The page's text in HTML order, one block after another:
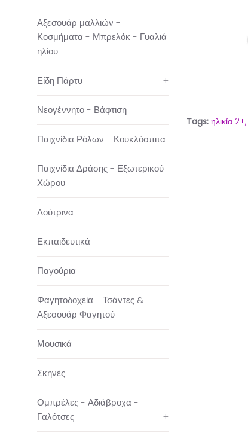
Αξεσουάρ μαλλιών -
Κοσμήματα - Μπρελόκ - Γυαλιά
ηλίου
Είδη Πάρτυ +
Νεογέννητο - Βάφτιση
Παιχνίδια Ρόλων - Κουκλόσπιτα
Παιχνίδια Δράσης - Εξωτερικού
Χώρου
Λούτρινα
Εκπαιδευτικά
Παγούρια
Φαγητοδοχεία - Τσάντες &
Αξεσουάρ Φαγητού
Μουσικά
Σκηνές
Ομπρέλες - Αδιάβροχα -
Γαλότσες
+
Tags: ηλικία 2+,